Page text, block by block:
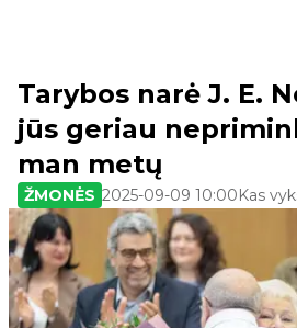
Tarybos narė J. E.
jūs geriau
man metų
ŽMONĖS 2025-09-09 10:00Kas